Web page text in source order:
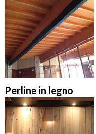
Perline in legno